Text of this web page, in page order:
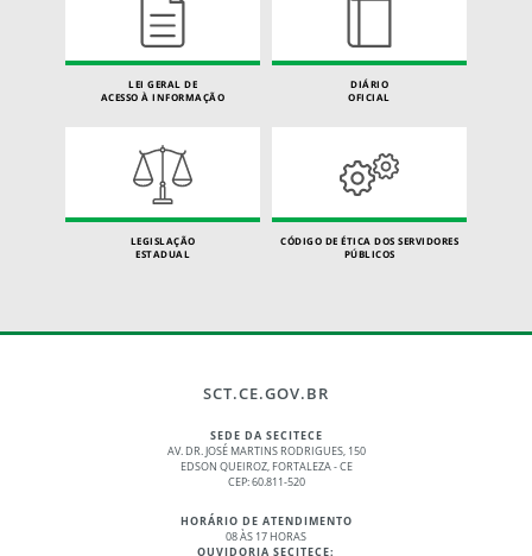
LEI GERAL DE
ACESSO À INFORMAÇÃO
DIÁRIO
OFICIAL
LEGISLAÇÃO
ESTADUAL
CÓDIGO DE ÉTICA DOS SERVIDORES
PÚBLICOS
SCT.CE.GOV.BR
SEDE DA SECITECE
AV. DR. JOSÉ MARTINS RODRIGUES, 150
EDSON QUEIROZ, FORTALEZA - CE
CEP: 60.811-520
HORÁRIO DE ATENDIMENTO
08 ÀS 17 HORAS
OUVIDORIA SECITECE: